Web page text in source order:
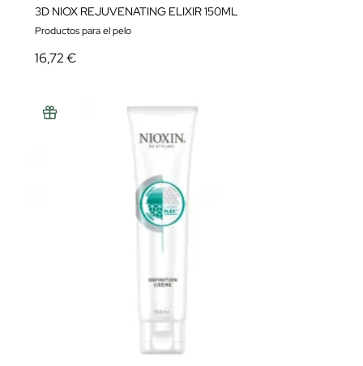
3D NIOX REJUVENATING ELIXIR 150ML
Productos para el pelo
16,72 €